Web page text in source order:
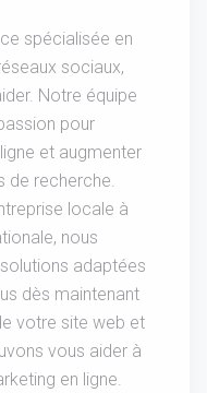
spécialisée en
sociaux,
Notre équipe
pour
et augmenter
de recherche.
locale à
nous
adaptées
dès maintenant
votre site web et
vous aider à
en ligne.